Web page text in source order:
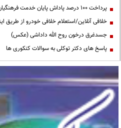
پرداخت ۱۰۰ درصد پاداش پایان خدمت فرهنگیان
خلافی آنلاین/استعلام خلافی خودرو از طریق
جسدغرق درخون روح الله داداشی (عکس)
پاسخ های دکتر توکلی به سوالات کنکوری ها